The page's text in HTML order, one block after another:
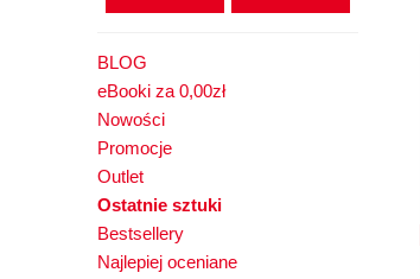
BLOG
eBooki za 0,00zł
Nowości
Promocje
Outlet
Ostatnie sztuki
Bestsellery
Najlepiej oceniane